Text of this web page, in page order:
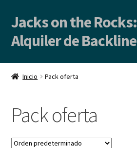
Ir
a
la
Ir
al
contenido
Jacks on the Rocks:
Alquiler de Backline
Inicio
Locales de Ensayo
Contacto
Inicio Pack oferta
Pack oferta